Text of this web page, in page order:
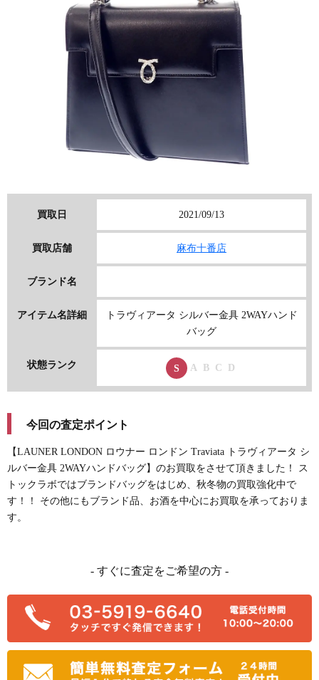
買取日 2021/09/13
買取店舗 麻布十番店
ブランド名
アイテム名詳細
トラヴィアータ シルバー金具 2WAYハンド
バッグ
状態ランク S A B C D
今回の査定ポイント
【LAUNER LONDON ロウナー ロンドン Traviata トラヴィアータ シ
ルバー金具 2WAYハンドバッグ】のお買取をさせて頂きました！ ス
トックラボではブランドバッグをはじめ、秋冬物の買取強化中で
す！！ その他にもブランド品、お酒を中心にお買取を承っておりま
す。
- すぐに査定をご希望の方 -